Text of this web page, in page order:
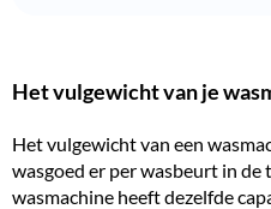
Het vulgewicht van je
Het vulgewicht van een
wasgoed er per wasbeurt in
wasmachine heeft dezelfde